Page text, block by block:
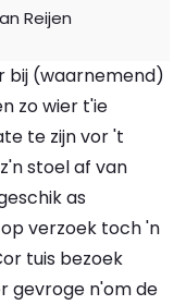
Reijen
bij (waarnemend)
zo wier t'ie
te zijn vor 't
stoel af van
as
verzoek toch 'n
tuis bezoek
gevroge n'om de